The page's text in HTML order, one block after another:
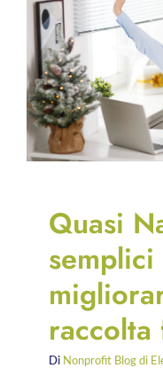
Quasi
Di Nonprofit Blog di